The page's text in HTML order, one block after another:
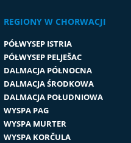
REGIONY W CHORWACJI
PÓŁWYSEP ISTRIA
PÓŁWYSEP PELJEŠAC
DALMACJA PÓŁNOCNA
DALMACJA ŚRODKOWA
DALMACJA POŁUDNIOWA
WYSPA PAG
WYSPA MURTER
WYSPA KORČULA